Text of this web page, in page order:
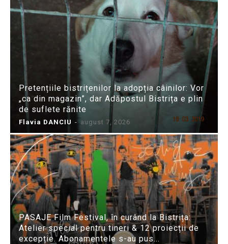
Pretențiile bistrițenilor la adopția câinilor: Vor
„ca din magazin”, dar Adăpostul Bistrița e plin
de suflete rănite
Flavia DANCIU - august 7, 2026
PASAJE Film Festival, în curând la Bistrița:
Atelier special pentru tineri & 12 proiecții de
excepție. Abonamentele s-au pus...